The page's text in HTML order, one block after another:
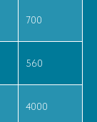
700
560
4000